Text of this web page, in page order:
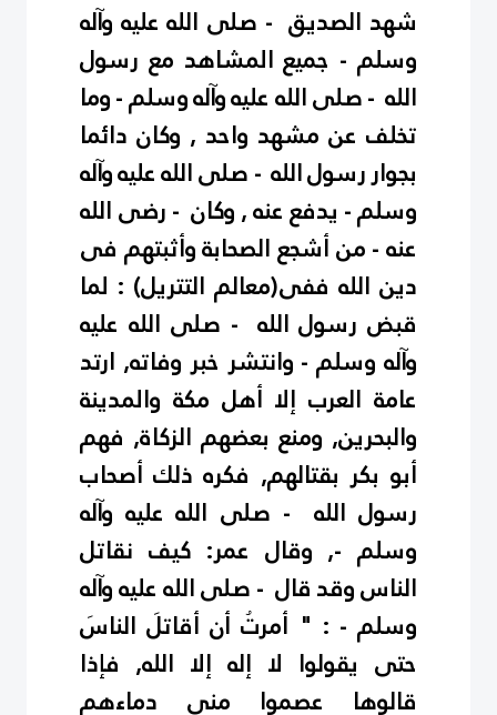
شهد الصديق - صلى الله عليه وآله
وسلم - جميع المشاهد مع رسول
الله - صلى الله عليه وآله وسلم - وما
تخلف عن مشهد واحد , وكان دائما
بجوار رسول الله - صلى الله عليه وآله
وسلم - يدفع عنه , وكان - رضى الله
عنه - من أشجع الصحابة وأثبتهم فى
دين الله ففى(معالم التتريل) : لما
قبض رسول الله - صلى الله عليه
وآله وسلم - وانتشر خبر وفاته, ارتد
عامة العرب إلا أهل مكة والمدينة
والبحرين, ومنع بعضهم الزكاة, فهم
أبو بكر بقتالهم, فكره ذلك أصحاب
رسول الله - صلى الله عليه وآله
وسلم -, وقال عمر: كيف نقاتل
الناس وقد قال - صلى الله عليه وآله
وسلم - : " أمرتُ أن أقاتلَ الناسَ
حتى يقولوا لا إله إلا الله, فإذا
قالوها عصموا منى دماءهم